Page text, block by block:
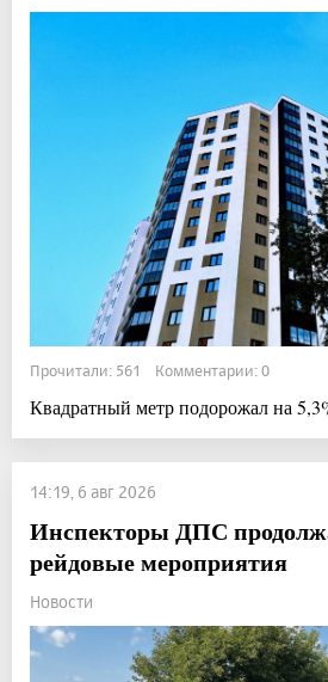
Прочитали: 561 Комментарии: 0
Квадратный метр подорожал на
14:19, 6 авг 2026
Инспекторы ДПС
рейдовые мероприятия
Новости